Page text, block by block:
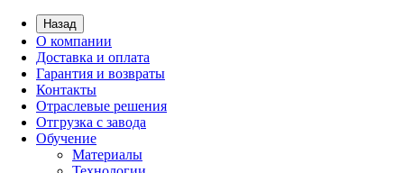
Назад
О компании
Доставка и оплата
Гарантия и возвраты
Контакты
Отраслевые решения
Отгрузка с завода
Обучение
Материалы